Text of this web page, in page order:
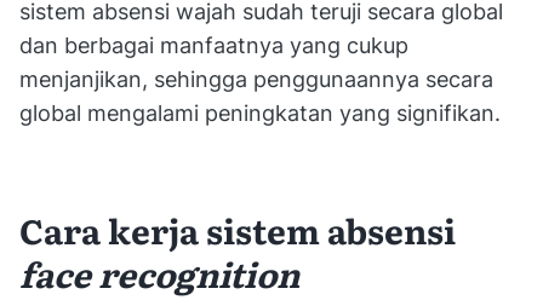
sistem absensi wajah sudah teruji secara global
dan berbagai manfaatnya yang cukup
menjanjikan, sehingga penggunaannya secara
global mengalami peningkatan yang signifikan.
Cara kerja sistem absensi
face recognition